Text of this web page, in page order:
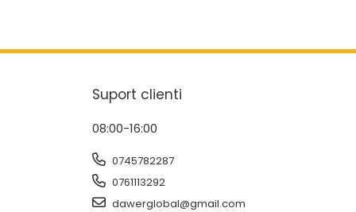
Suport clienti
08:00-16:00
0745782287
0761113292
dawerglobal@gmail.com